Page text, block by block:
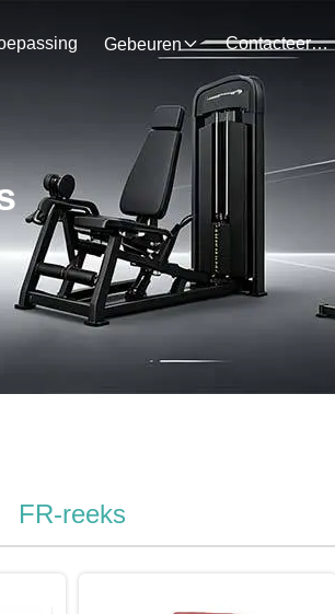
Gebeuren Contacteer Ons
FR-reeks